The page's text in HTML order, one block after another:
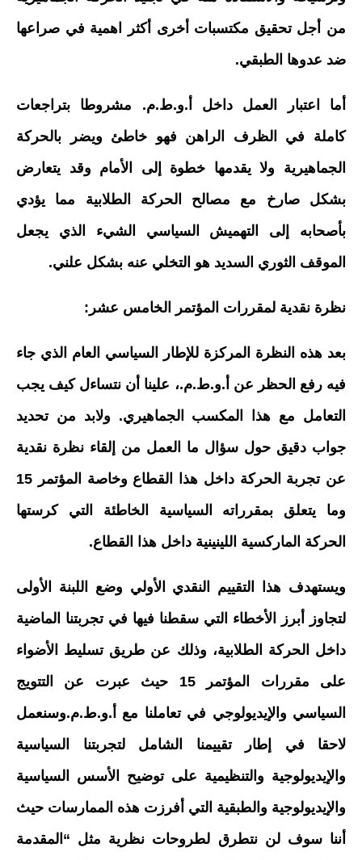
من أجل تحقيق مكتسبات أخرى أكثر اهمية في صراعها
ضد عدوها الطبقي.
أما اعتبار العمل داخل أ.و.ط.م. مشروطا بتراجعات
كاملة في الظرف الراهن فهو خاطئ ويضر بالحركة
الجماهيرية ولا يقدمها خطوة إلى الأمام وقد يتعارض
بشكل صارخ مع مصالح الحركة الطلابية مما يؤدي
بأصحابه إلى التهميش السياسي الشيء الذي يجعل
الموقف الثوري السديد هو التخلي عنه بشكل علني.
نظرة نقدية لمقررات المؤتمر الخامس عشر:
بعد هذه النظرة المركزة للإطار السياسي العام الذي جاء
فيه رفع الحظر عن أ.و.ط.م.، علينا أن نتساءل كيف يجب
التعامل مع هذا المكسب الجماهيري. ولابد من تحديد
جواب دقيق حول سؤال ما العمل من إلقاء نظرة نقدية
عن تجربة الحركة داخل هذا القطاع وخاصة المؤتمر 15
وما يتعلق بمقرراته السياسية الخاطئة التي كرستها
الحركة الماركسية اللينينية داخل هذا القطاع.
ويستهدف هذا التقييم النقدي الأولي وضع اللبنة الأولى
لتجاوز أبرز الأخطاء التي سقطنا فيها في تجربتنا الماضية
داخل الحركة الطلابية، وذلك عن طريق تسليط الأضواء
على مقررات المؤتمر 15 حيث عبرت عن التتويج
السياسي والإيديولوجي في تعاملنا مع أ.و.ط.م.وسنعمل
لاحقا في إطار تقييمنا الشامل لتجربتنا السياسية
والإيديولوجية والتنظيمية على توضيح الأسس السياسية
والإيديولوجية والطبقية التي أفرزت هذه الممارسات حيث
أننا سوف لن نتطرق لطروحات نظرية مثل “المقدمة